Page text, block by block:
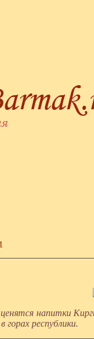
ценятся напитки
республики.